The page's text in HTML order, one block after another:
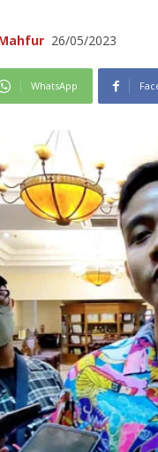
26/05/2023
WhatsApp